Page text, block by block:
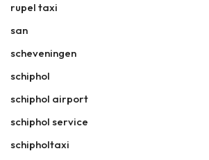
rupel taxi
san
scheveningen
schiphol
schiphol airport
schiphol service
schipholtaxi